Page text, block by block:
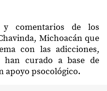
y comentarios de los
Michoacán que
con las adicciones,
curado a base de
apoyo psocológico.